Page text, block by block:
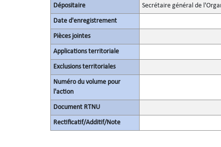
Dépositaire Secrétaire général de
Date d'enregistrement
Pièces jointes
Applications territoriale
Exclusions territoriales
Numéro du volume pour
l'action
Document RTNU
Rectificatif/Additif/Note